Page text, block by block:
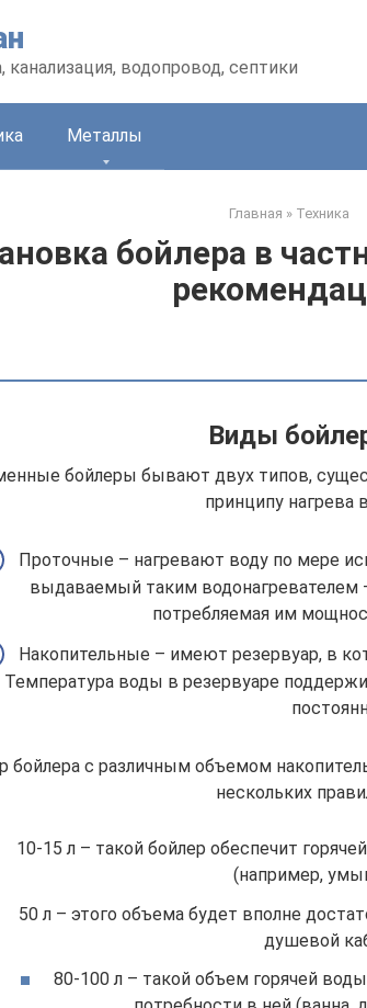
канализация, водопровод, септики
Металлы
Главная » Техника
бойлера в
Виды
бойлеры бывают двух типов,
принципу нагрева
Проточные – нагревают воду по мере
выдаваемый таким водонагревателем
потребляемая им
Накопительные – имеют резервуар, в
Температура воды в резервуаре
бойлера с различным объемом
нескольких
10-15 л – такой бойлер обеспечит
(например,
50 л – этого объема будет вполне
душевой
80-100 л – такой объем горячей